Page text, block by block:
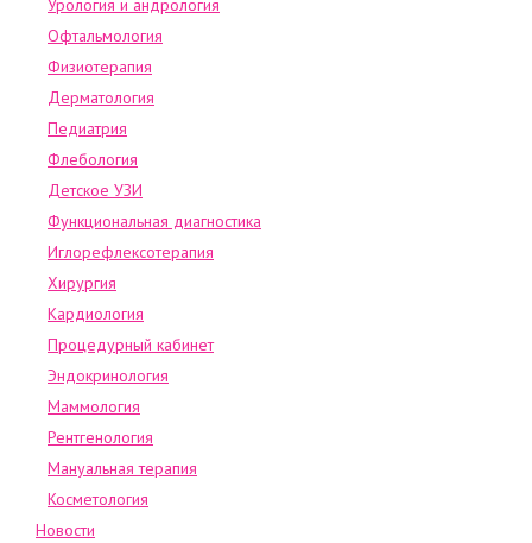
Урология и андрология
Офтальмология
Физиотерапия
Дерматология
Педиатрия
Флебология
Детское УЗИ
Функциональная диагностика
Иглорефлексотерапия
Хирургия
Кардиология
Процедурный кабинет
Эндокринология
Маммология
Рентгенология
Мануальная терапия
Косметология
Новости